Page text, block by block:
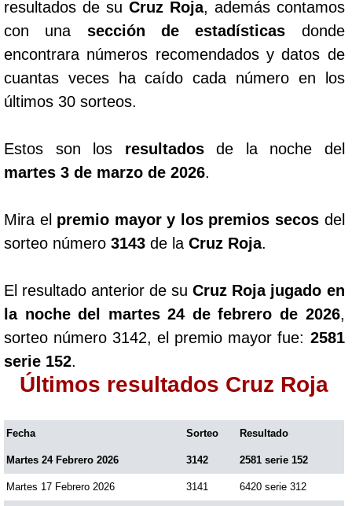
Saman de la suerte
Sinuano Noche
resultados de su Cruz Roja, además contamos
con una sección de estadísticas donde
encontrara números recomendados y datos de
cuantas veces ha caído cada número en los
últimos 30 sorteos.
Estos son los resultadosde la noche del
martes 3 de marzo de 2026.
Mira el premio mayor y los premios secosdel
sorteo número 3143 de la Cruz Roja.
El resultado anterior de suCruz Roja jugado en
la noche del martes 24 de febrero de 2026,
sorteo número 3142, el premio mayor fue: 2581
serie 152.
Últimos resultados Cruz Roja
Fecha Sorteo Resultado
Martes 24 Febrero 2026 3142 2581 serie 152
Martes 17 Febrero 2026 3141 6420 serie 312